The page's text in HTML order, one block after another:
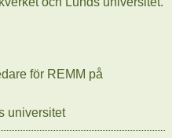
för REMM på
universitet